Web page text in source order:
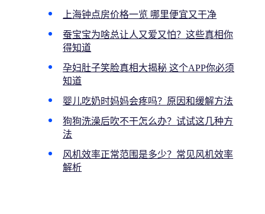
上海钟点房价格一览 哪里便宜又干净
蚕宝宝为啥总让人又爱又怕？这些真相你
得知道
孕妇肚子笑脸真相大揭秘 这个APP你必须
知道
婴儿吃奶时妈妈会疼吗？原因和缓解方法
狗狗洗澡后吹不干怎么办？试试这几种方
法
风机效率正常范围是多少？常见风机效率
解析